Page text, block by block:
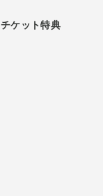
チケット特典